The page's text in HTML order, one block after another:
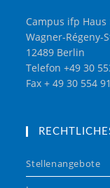
Campus ifp Haus
Wagner-Régeny-
12489 Berlin
Telefon +49 30
Fax + 49 30 554
Stellenangebote